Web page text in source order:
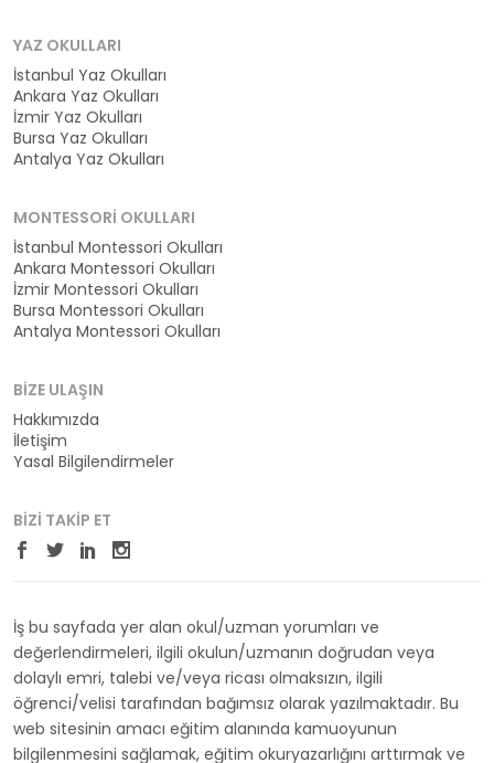
YAZ OKULLARI
İstanbul Yaz Okulları
Ankara Yaz Okulları
İzmir Yaz Okulları
Bursa Yaz Okulları
Antalya Yaz Okulları
MONTESSORI OKULLARI
İstanbul Montessori Okulları
Ankara Montessori Okulları
İzmir Montessori Okulları
Bursa Montessori Okulları
Antalya Montessori Okulları
BIZE ULAŞIN
Hakkımızda
İletişim
Yasal Bilgilendirmeler
BIZI TAKIP ET
İş bu sayfada yer alan okul/uzman yorumları ve
değerlendirmeleri, ilgili okulun/uzmanın doğrudan veya
dolaylı emri, talebi ve/veya ricası olmaksızın, ilgili
öğrenci/velisi tarafından bağımsız olarak yazılmaktadır. Bu
web sitesinin amacı eğitim alanında kamuoyunun
bilgilenmesini sağlamak, eğitim okuryazarlığını arttırmak ve